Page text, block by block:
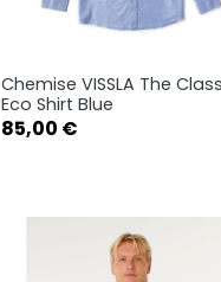
 Aperçu rapide
S
Chemise VISSLA The
Eco Shirt Blue
Prix
85,00 €